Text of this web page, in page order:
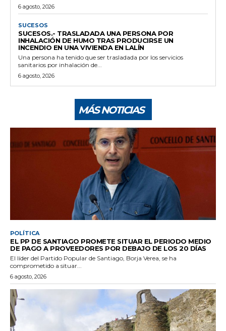
6 agosto, 2026
SUCESOS
SUCESOS.- TRASLADADA UNA PERSONA POR
INHALACIÓN DE HUMO TRAS PRODUCIRSE UN
INCENDIO EN UNA VIVIENDA EN LALÍN
Una persona ha tenido que ser trasladada por los servicios
sanitarios por inhalación de...
6 agosto, 2026
MÁS NOTICIAS
POLÍTICA
EL PP DE SANTIAGO PROMETE SITUAR EL PERIODO MEDIO
DE PAGO A PROVEEDORES POR DEBAJO DE LOS 20 DÍAS
El líder del Partido Popular de Santiago, Borja Verea, se ha
comprometido a situar...
6 agosto, 2026